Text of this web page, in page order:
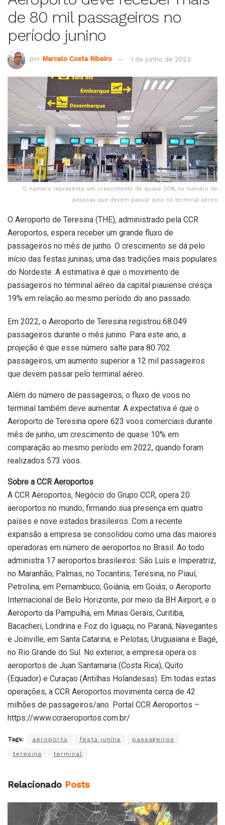
de 80 mil passageiros no
período junino
por Marcelo Costa Ribeiro 1 de junho de 2023
O número representa um crescimento de quase 20% no número de
pessoas que devem passar pelo no terminal aéreo
O Aeroporto de Teresina (THE), administrado pela CCR
Aeroportos, espera receber um grande fluxo de
passageiros no mês de junho. O crescimento se dá pelo
início das festas juninas, uma das tradições mais populares
do Nordeste. A estimativa é que o movimento de
passageiros no terminal aéreo da capital piauiense cresça
19% em relação ao mesmo período do ano passado.
Em 2022, o Aeroporto de Teresina registrou 68.049
passageiros durante o mês junino. Para este ano, a
projeção é que esse número salte para 80.702
passageiros, um aumento superior a 12 mil passageiros
que devem passar pelo terminal aéreo.
Além do número de passageiros, o fluxo de voos no
terminal também deve aumentar. A expectativa é que o
Aeroporto de Teresina opere 623 voos comerciais durante
mês de junho, um crescimento de quase 10% em
comparação ao mesmo período em 2022, quando foram
realizados 573 voos.
Sobre a CCR Aeroportos
A CCR Aeroportos, Negócio do Grupo CCR, opera 20
aeroportos no mundo, firmando sua presença em quatro
países e nove estados brasileiros. Com a recente
expansão a empresa se consolidou como uma das maiores
operadoras em número de aeroportos no Brasil. Ao todo
administra 17 aeroportos brasileiros: São Luís e Imperatriz,
no Maranhão; Palmas, no Tocantins; Teresina, no Piauí;
Petrolina, em Pernambuco; Goiânia, em Goiás; o Aeroporto
Internacional de Belo Horizonte, por meio da BH Airport, e o
Aeroporto da Pampulha, em Minas Gerais; Curitiba,
Bacacheri, Londrina e Foz do Iguaçu, no Paraná; Navegantes
e Joinville, em Santa Catarina; e Pelotas, Uruguaiana e Bagé,
no Rio Grande do Sul. No exterior, a empresa opera os
aeroportos de Juan Santamaria (Costa Rica), Quito
(Equador) e Curaçao (Antilhas Holandesas). Em todas estas
operações, a CCR Aeroportos movimenta cerca de 42
milhões de passageiros/ano. Portal CCR Aeroportos –
https://www.ccraeroportos.com.br/
Tags: aeroporto festa junina passageiros
teresina terminal
Relacionado Posts